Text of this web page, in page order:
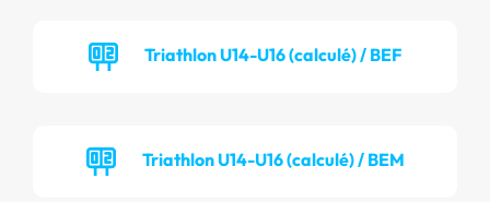
Triathlon U14-U16 (calculé) / BEF
Triathlon U14-U16 (calculé) / BEM